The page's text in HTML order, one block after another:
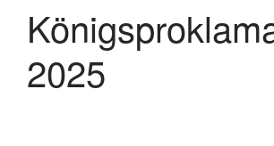
Oktober
2025